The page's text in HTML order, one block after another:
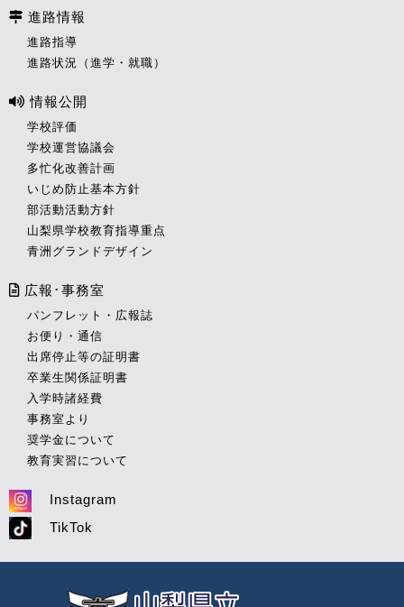
進路情報
進路指導
進路状況（進学・就職）
情報公開
学校評価
学校運営協議会
多忙化改善計画
いじめ防止基本方針
部活動活動方針
山梨県学校教育指導重点
青洲グランドデザイン
広報･事務室
パンフレット・広報誌
お便り・通信
出席停止等の証明書
卒業生関係証明書
入学時諸経費
事務室より
奨学金について
教育実習について
Instagram
TikTok